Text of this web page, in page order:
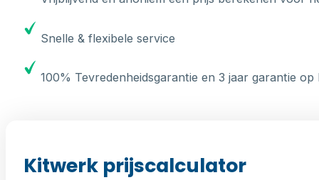
Snelle & flexibele service
100% Tevredenheidsgarantie en 3 jaar garantie
Kitwerk prijscalculator